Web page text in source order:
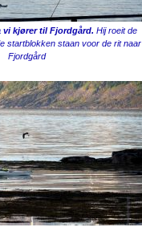
vi kjører til Fjordgård. Hij roeit de
startblokken staan voor de rit naar
Fjordgård